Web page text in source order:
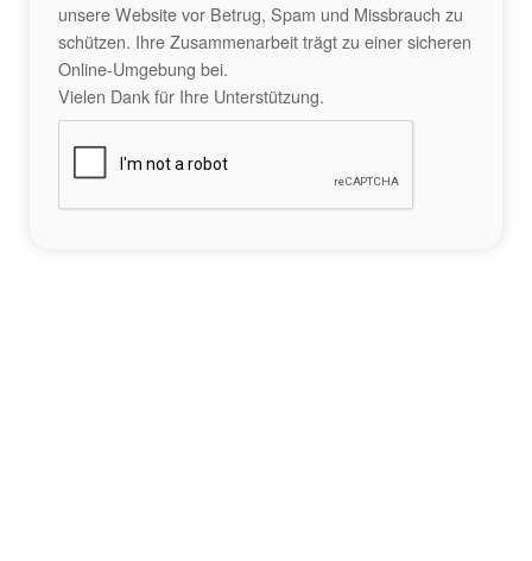
unsere Website vor Betrug, Spam und Missbrauch zu
schützen. Ihre Zusammenarbeit trägt zu einer sicheren
Online-Umgebung bei.
Vielen Dank für Ihre Unterstützung.